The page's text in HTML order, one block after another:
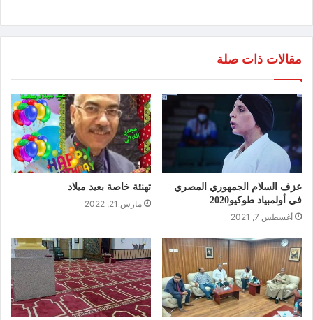
مقالات ذات صلة
عزف السلام الجمهوري المصري
في أولمبياد طوكيو2020
أغسطس 7, 2021
تهنئة خاصة بعيد ميلاد
مارس 21, 2022